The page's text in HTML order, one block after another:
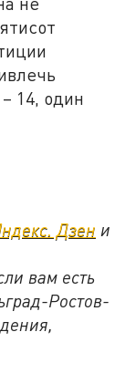
14, один
Дзен и
вам есть
Ростов-